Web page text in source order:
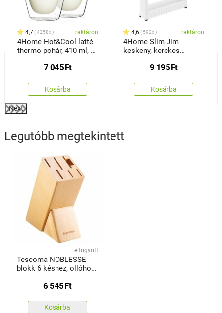
4,7 4258x raktáron
4Home Hot&Cool latté
thermo pohár, 410 ml, 2
7 045Ft
Kosárba
4,6 592x raktáron
4Home Slim Jim
keskeny, kerekes
9 195Ft
Kosárba
Next
Legutóbb megtekintett
elfogyott
Tescoma NOBLESSE
blokk 6 késhez, ollóhoz/
6 545Ft
Kosárba